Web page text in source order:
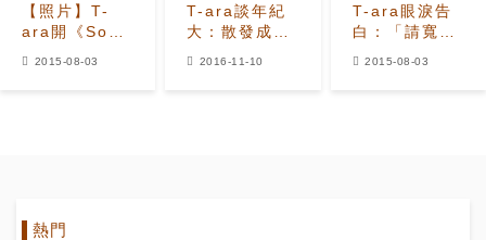
【照片】T-
ara開《So
2015-08-03
T-ara談年紀
大：散發成熟
2016-11-10
T-ara眼淚告
白：「請寬容
2015-08-03
熱門